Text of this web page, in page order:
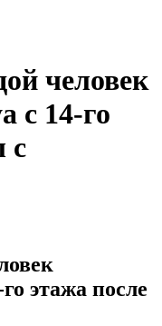
человек
с 14-го
с
этажа после